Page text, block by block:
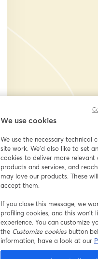
We use cookies
We use the necessary technical
site work. We'd also like to set
cookies to deliver more relevant
products and services, and
may love our products. These
accept them.
If you close this message, we
profiling cookies, and this won’t
experience. You can customize
the Customize cookiesbutton
information, have a look at our